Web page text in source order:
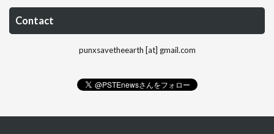
Contact
punxsavetheearth [at] gmail.com